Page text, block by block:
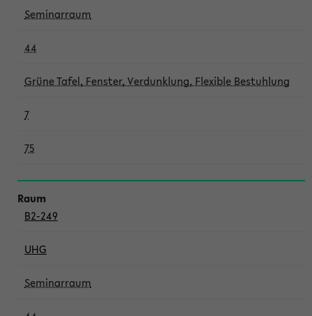
Seminarraum
44
Grüne Tafel, Fenster, Verdunklung, Flexible Bestuhlung
7
75
B2-249
UHG
Seminarraum